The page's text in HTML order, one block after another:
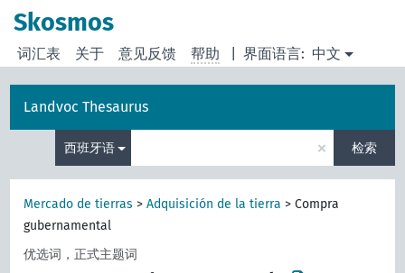
Skosmos
界面语言: 中文
词汇表 关于 意见反馈 帮助
Landvoc Thesaurus
西班牙语 × 检索
Mercado de tierras >Adquisición de la tierra >Compra
gubernamental
优选词，正式主题词